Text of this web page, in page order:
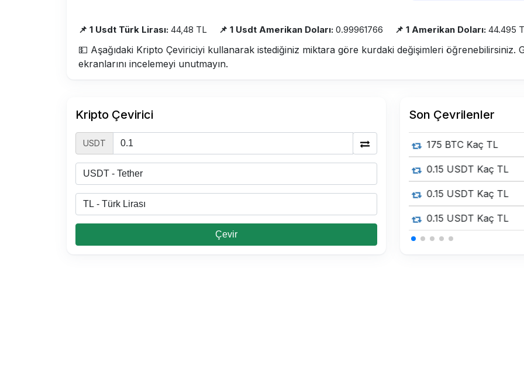
📌 1 Usdt Türk Lirası: 44,48 TL 📌 1 Usdt Amerikan Doları: 0.99961766 📌 1 Amerikan Doları: 44.495
💵 Aşağıdaki Kripto Çeviriciyi kullanarak istediğiniz miktara göre kurdaki değişimleri öğrenebilirsiniz.
ekranlarını incelemeyi unutmayın.
Kripto Çevirici
USDT
Çevir
Son Çevrilenler
175 BTC Kaç TL
0.15 USDT Kaç TL
0.15 USDT Kaç TL
0.15 USDT Kaç TL